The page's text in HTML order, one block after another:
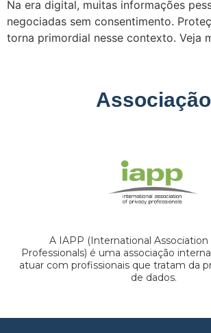
Na era digital, muitas informações
negociadas sem consentimento.
torna primordial nesse contexto. Veja
Associação
A IAPP (International Association
Professionals) é uma associação
atuar com profissionais que tratam da
de dados.